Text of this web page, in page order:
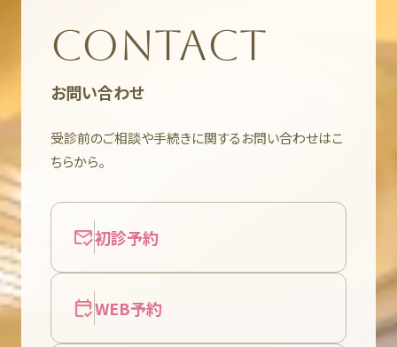
CONTACT
お問い合わせ
受診前のご相談や手続きに関するお問い合わせはこ
ちらから。
初診予約
WEB予約